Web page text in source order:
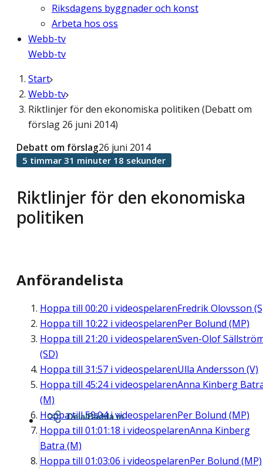
Riksdagens byggnader och konst
Arbeta hos oss
Webb-tv
Webb-tv
Start
Webb-tv
Riktlinjer för den ekonomiska politiken (Debatt om
förslag 26 juni 2014)
Riktlinjer för den ekonomiska
politiken
Debatt om förslag26 juni 2014
5 timmar 31 minuter 18 sekunder
Anförandelista
Hoppa till 00:20 i videospelarenFredrik Olovsson
Hoppa till 10:22 i videospelarenPer Bolund (MP)
Hoppa till 21:20 i videospelarenSven-Olof
(SD)
Hoppa till 31:57 i videospelarenUlla Andersson (V)
Hoppa till 45:24i videospelarenAnna Kinberg
(M)
Hoppa till59:04i videospelarenPer Bolund (MP)
Hoppa till 01:01:18 i videospelarenAnna Kinberg
Batra (M)
Hoppa till 01:03:06 i videospelarenPer Bolund (MP)
Dela/Bädda in